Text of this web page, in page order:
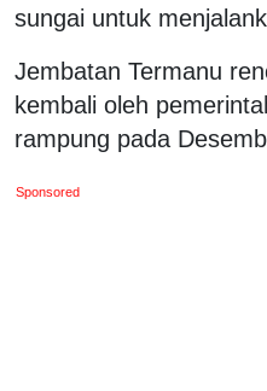
sungai untuk
Jembatan Termanu
kembali oleh
rampung pada
Sponsored